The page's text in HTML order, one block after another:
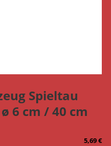
Spieltau
6 cm / 40 cm
5,69€